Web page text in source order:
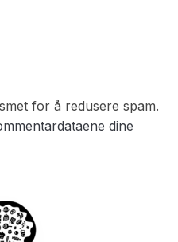
for å redusere spam.
dine